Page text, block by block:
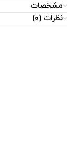
مشخصات
نظرات (0)